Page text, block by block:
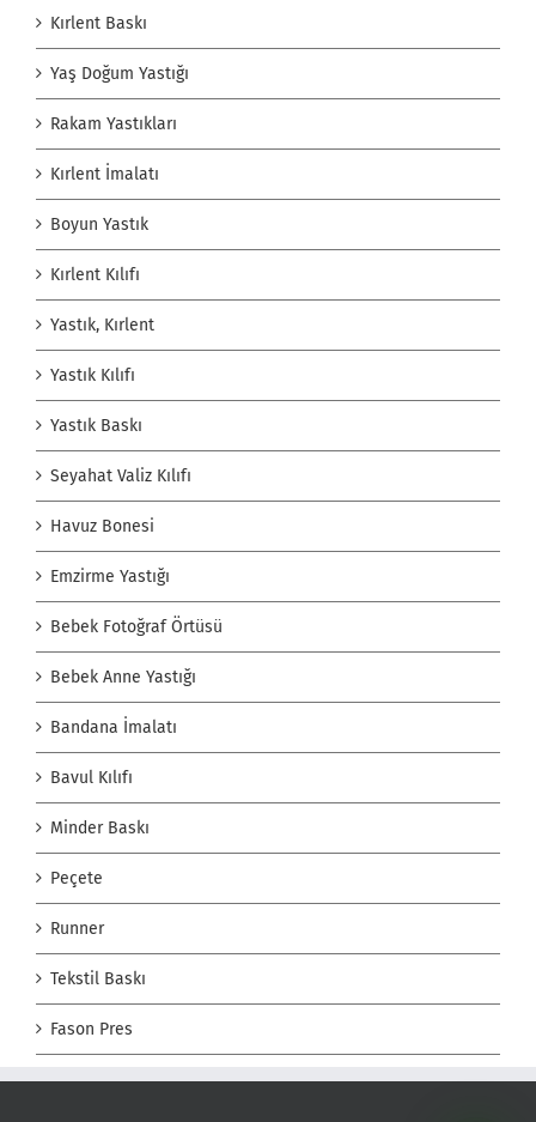
Kırlent Baskı
Yaş Doğum Yastığı
Rakam Yastıkları
Kırlent İmalatı
Boyun Yastık
Kırlent Kılıfı
Yastık, Kırlent
Yastık Kılıfı
Yastık Baskı
Seyahat Valiz Kılıfı
Havuz Bonesi
Emzirme Yastığı
Bebek Fotoğraf Örtüsü
Bebek Anne Yastığı
Bandana İmalatı
Bavul Kılıfı
Minder Baskı
Peçete
Runner
Tekstil Baskı
Fason Pres